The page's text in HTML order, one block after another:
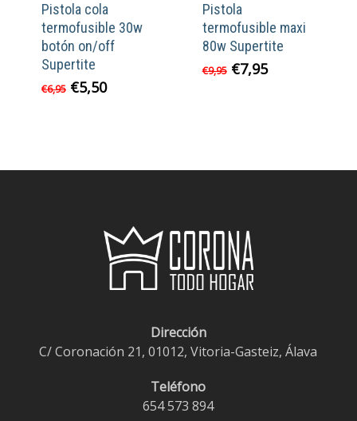
Pistola cola
termofusible 30w
botón on/off
Supertite
€6,95 El
€5,50El
Pistola
termofusible maxi
80w Supertite
€9,95 El
€7,95El
Dirección
C/ Coronación 21, 01012, Vitoria-Gasteiz, Álava
Teléfono
654 573 894